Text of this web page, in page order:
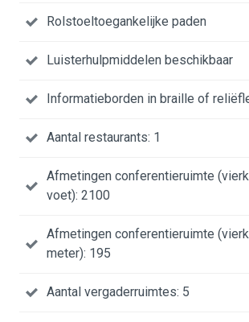
Rolstoeltoegankelijke paden
Luisterhulpmiddelen beschikbaar
Informatieborden in braille of
Aantal restaurants: 1
Afmetingen conferentieruimte
voet): 2100
Afmetingen conferentieruimte
meter): 195
Aantal vergaderruimtes: 5